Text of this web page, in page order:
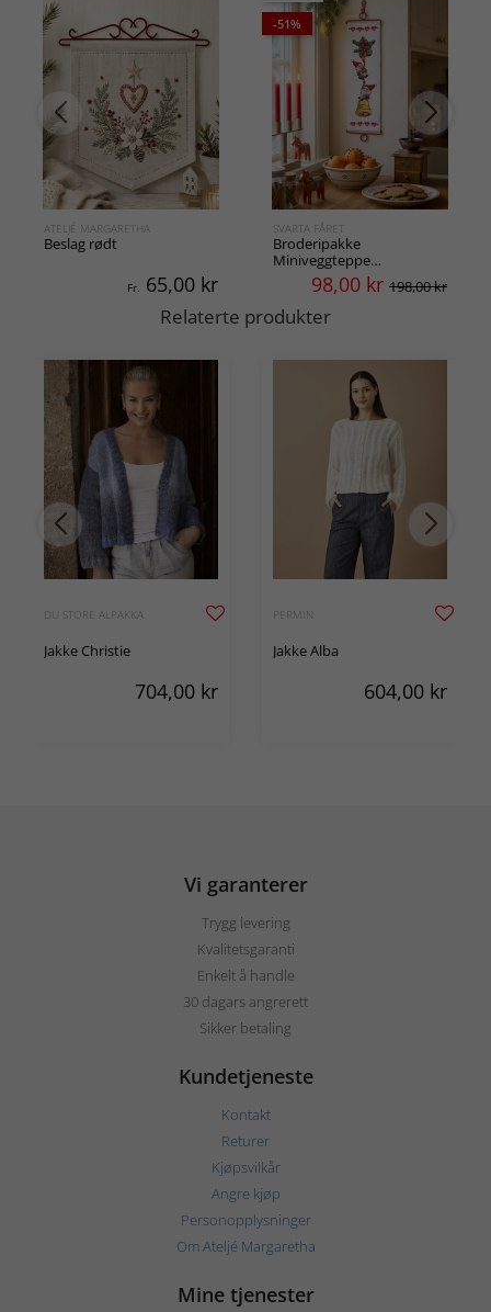
ATELJÉ MARGARETHA
Beslag rødt
Fr. 65,00 kr
-51%
SVARTA FÅRET
Broderipakke
Miniveggteppe
Klatrenisser
98,00 kr 198,00 kr
Relaterte produkter
DU STORE ALPAKKA
Jakke Christie
704,00 kr
PERMIN
Jakke Alba
604,00 kr
Vi garanterer
Trygg levering
Kvalitetsgaranti
Enkelt å handle
30 dagars angrerett
Sikker betaling
Kundetjeneste
Kontakt
Returer
Kjøpsvilkår
Angre kjøp
Personopplysninger
Om Ateljé Margaretha
Mine tjenester